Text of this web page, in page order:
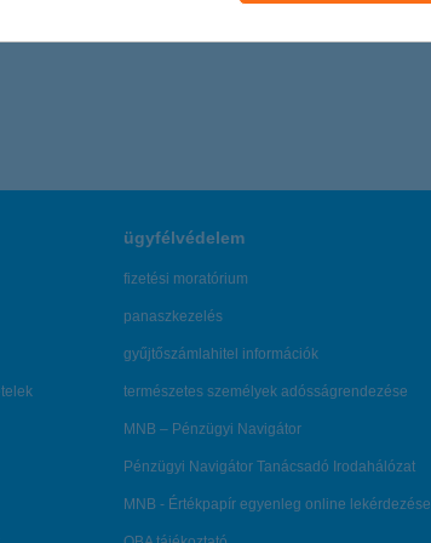
ügyfélvédelem
fizetési moratórium
panaszkezelés
gyűjtőszámlahitel információk
természetes személyek adósságrendezése
MNB – Pénzügyi Navigátor
Pénzügyi Navigátor Tanácsadó Irodahálózat
MNB - Értékpapír egyenleg online lekérdezése